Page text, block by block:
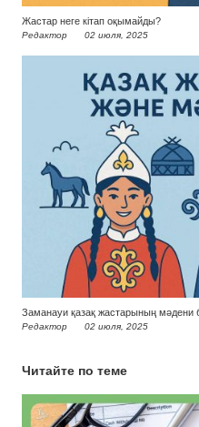
Жастар неге кітап оқымайды?
Редактор 02 июля, 2025
Заманауи қазақ жастарының мәдени
Редактор 02 июля, 2025
Читайте по теме